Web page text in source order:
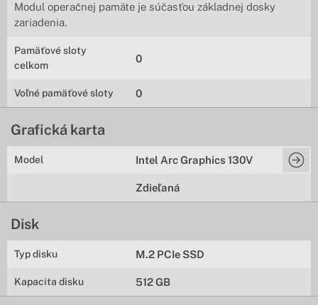
Modul operačnej pamäte je súčasťou základnej dosky
zariadenia.
Pamäťové sloty
celkom
0
Voľné pamäťové sloty 0
Grafická karta
Model Intel Arc Graphics 130V
Zdieľaná
Disk
Typ disku M.2 PCIe SSD
Kapacita disku 512 GB